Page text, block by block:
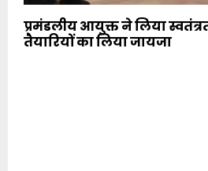
प्रमंडलीय आयुक्त ने लिया
तैयारियों का लिया जायजा